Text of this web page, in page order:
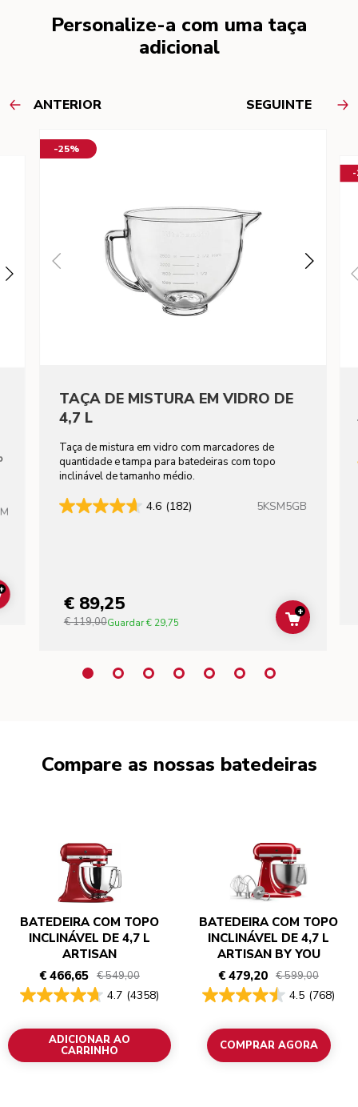
Personalize-a com uma taça
adicional
ANTERIOR SEGUINTE
ADD TO CART
-25%
TAÇA DE MISTURA EM VIDRO DE
4,7 L
Taça de mistura em vidro com marcadores de
quantidade e tampa para batedeiras com topo
inclinável de tamanho médio.
4.6 (182) 5KSM5GB
€ 89,25
€ 119,00Guardar€ 29,75 ADD TO
+
-
Compare as nossas batedeiras
BATEDEIRA COM TOPO
INCLINÁVEL DE 4,7 L
ARTISAN
€ 466,65 € 549,00
4.7 (4358)
ADICIONAR AO
CARRINHO
BATEDEIRA COM TOPO
INCLINÁVEL DE 4,7 L
ARTISAN BY YOU
€ 479,20 € 599,00
4.5 (768)
COMPRAR AGORA